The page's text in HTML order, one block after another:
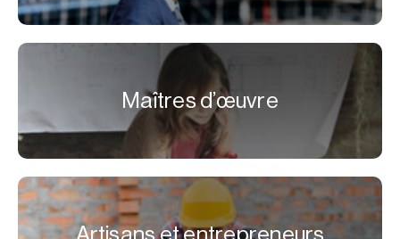
Maîtres d’œuvre
Artisans et entrepreneurs